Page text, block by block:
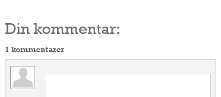
Din kommentar:
1 kommentarer